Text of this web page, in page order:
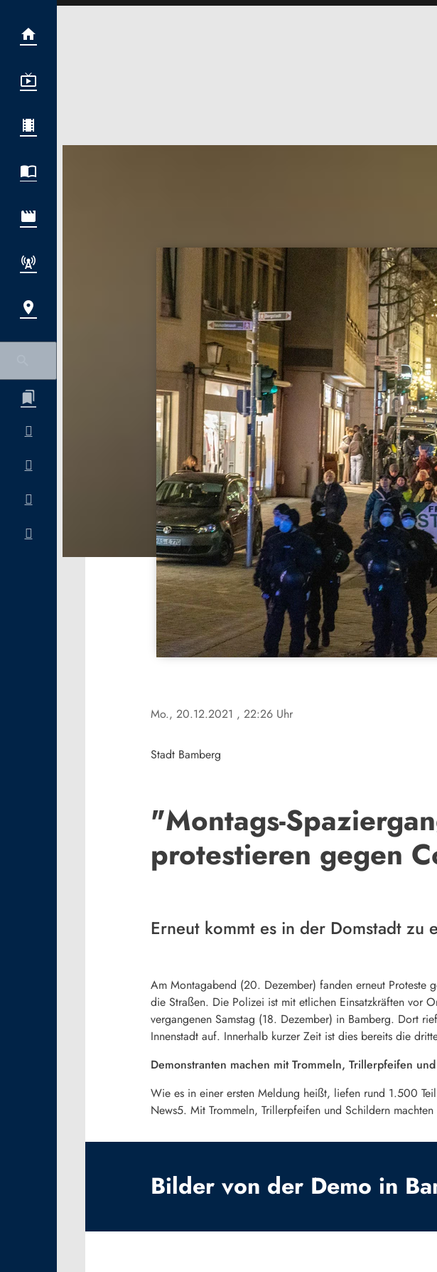
Mo., 20.12.2021 , 22:26 Uhr
Stadt Bamberg
"Montags-
protestieren gegen
Erneut kommt es in der Domstadt zu
Am Montagabend (20. Dezember) fanden erneut Proteste
die Straßen. Die Polizei ist mit etlichen Einsatzkräften vor
vergangenen Samstag (18. Dezember) in Bamberg. Dort
Innenstadt auf. Innerhalb kurzer Zeit ist dies bereits die
Demonstranten machen mit Trommeln, Trillerpfeifen
Wie es in einer ersten Meldung heißt, liefen rund 1.500
News5. Mit Trommeln, Trillerpfeifen und Schildern
Bilder von der Demo in